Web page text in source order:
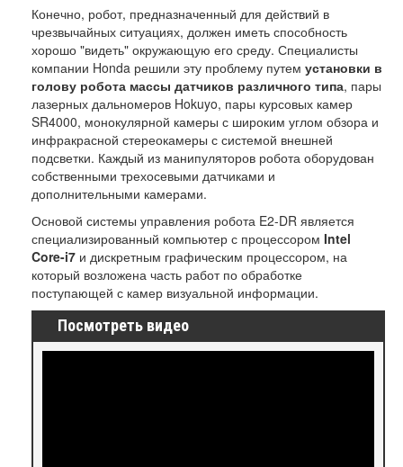
Конечно, робот, предназначенный для действий в
чрезвычайных ситуациях, должен иметь способность
хорошо "видеть" окружающую его среду. Специалисты
компании Honda решили эту проблему путем установки в
голову робота массы датчиков различного типа, пары
лазерных дальномеров Hokuyo, пары курсовых камер
SR4000, монокулярной камеры с широким углом обзора и
инфракрасной стереокамеры с системой внешней
подсветки. Каждый из манипуляторов робота оборудован
собственными трехосевыми датчиками и
дополнительными камерами.
Основой системы управления робота E2-DR является
специализированный компьютер с процессором Intel
Core-i7 и дискретным графическим процессором, на
который возложена часть работ по обработке
поступающей с камер визуальной информации.
Посмотреть видео